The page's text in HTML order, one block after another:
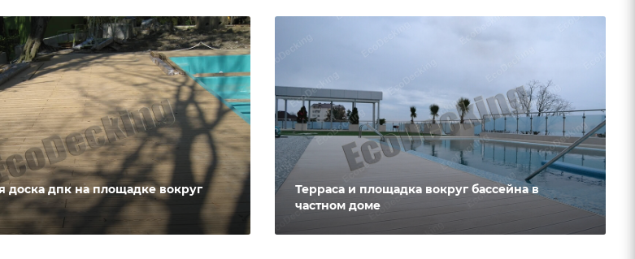
доска дпк на площадке вокруг
Терраса и площадка вокруг бассейна в
частном доме